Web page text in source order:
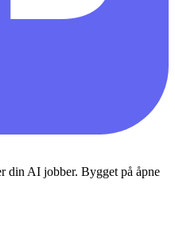
AI jobber. Bygget på åpne